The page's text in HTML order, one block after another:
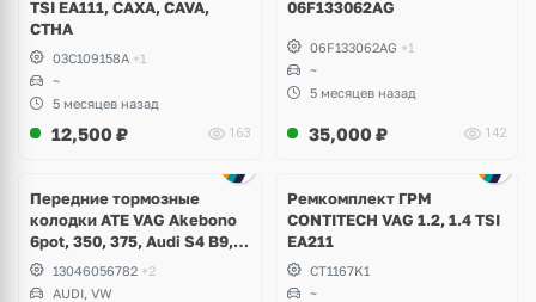
TSI EA111, CAXA, CAVA,
CTHA
03C109158A +1
~
5 месяцев назад
12,500 ₽ 163
06F133062AG
06F133062AG +1
~
5 месяцев назад
35,000 ₽ 142
Передние тормозные
колодки ATE VAG Akebono
6pot, 350, 375, Audi S4 B9,
S5, A6 C8, A7, Q7, Q8,
Volkswagen Touareg
13046056782 +2
AUDI, VW
Ремкомплект ГРМ
CONTITECH VAG 1.2, 1.4 TSI
EA211
CT1167K1
~